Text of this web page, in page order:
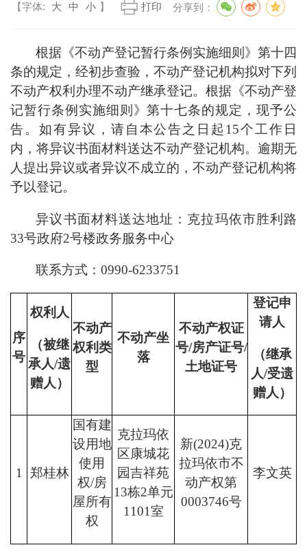
【字体:
大 中 小 】 打印 分享到：
根据《不动产登记暂行条例实施细则》第十四
条的规定，经初步查验，不动产登记机构拟对下列
不动产权利办理不动产继承登记。根据《不动产登
记暂行条例实施细则》第十七条的规定，现予公
告。如有异议，请自本公告之日起 15个工作日
内，将异议书面材料送达不动产登记机构。逾期无
人提出异议或者异议不成立的，不动产登记机构将
予以登记。
异议书面材料送达地址： 克拉玛依市胜利路
33号政府2号楼政务服务中心
联系方式：0990-6233751
序
号
权利人
（被继
承人/遗
赠人）
不动产
权利类
型
不动产坐
落
不动产权证
号/房产证号/
土地证号
登记申
请人
（继承
人/受遗
赠人）
1 郑桂林
国有建
设用地
使用
权/房
屋所有
权
克拉玛依
区康城花
园吉祥苑
13栋2单元
1101室
新(2024)克
拉玛依市不
动产权第
0003746号
李文英